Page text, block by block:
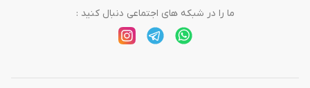
ما را در شبکه های اجتماعی دنبال کنید :